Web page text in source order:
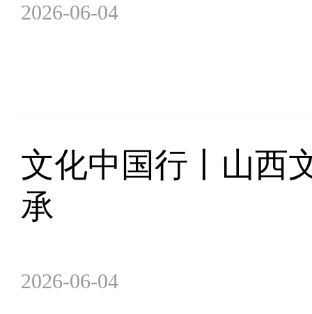
2026-06-04
文化中国行丨山西
承
2026-06-04